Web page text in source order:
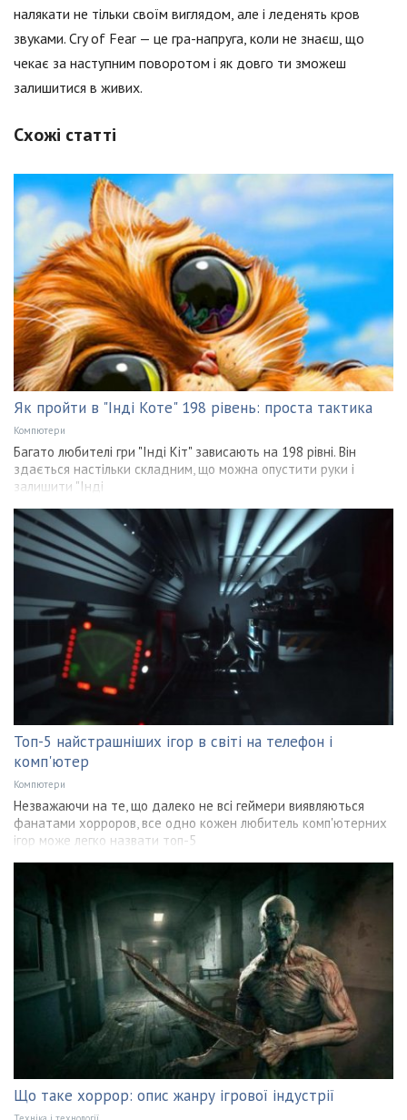
налякати не тільки своїм виглядом, але і леденять кров
звуками. Cry of Fear — це гра-напруга, коли не знаєш, що
чекає за наступним поворотом і як довго ти зможеш
залишитися в живих.
Схожі статті
Як пройти в "Інді Коте" 198 рівень: проста тактика
Компютери
Багато любителі гри "Інді Кіт" зависають на 198 рівні. Він
здається настільки складним, що можна опустити руки і
залишити "Інді
Топ-5 найстрашніших ігор в світі на телефон і
комп'ютер
Компютери
Незважаючи на те, що далеко не всі геймери виявляються
фанатами хорроров, все одно кожен любитель комп'ютерних
ігор може легко назвати топ-5
Що таке хоррор: опис жанру ігрової індустрії